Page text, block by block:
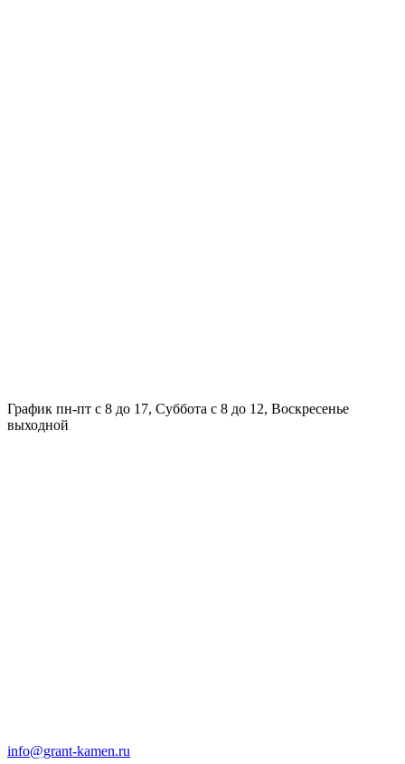
График пн-пт с 8 до 17, Суббота с 8 до 12, Воскресенье
выходной
info@grant-kamen.ru